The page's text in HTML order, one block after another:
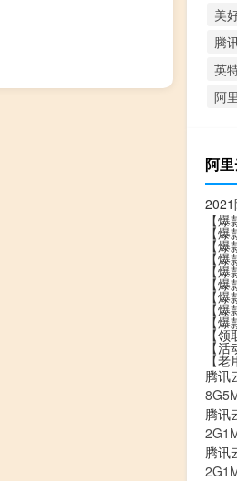
美
腾
英
阿
阿
2021
【
【
【
【
【
【
【
【
【
【
【
【
腾讯
腾讯
腾讯